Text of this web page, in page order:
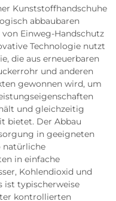
Kunststoffhandschuhe
abbaubaren
von Einweg-Handschutz
Technologie nutzt
die aus erneuerbaren
und anderen
gewonnen wird, um
und gleichzeitig
bietet. Der Abbau
in geeigneten
natürliche
in einfache
Kohlendioxid und
ist typischerweise
kontrollierten